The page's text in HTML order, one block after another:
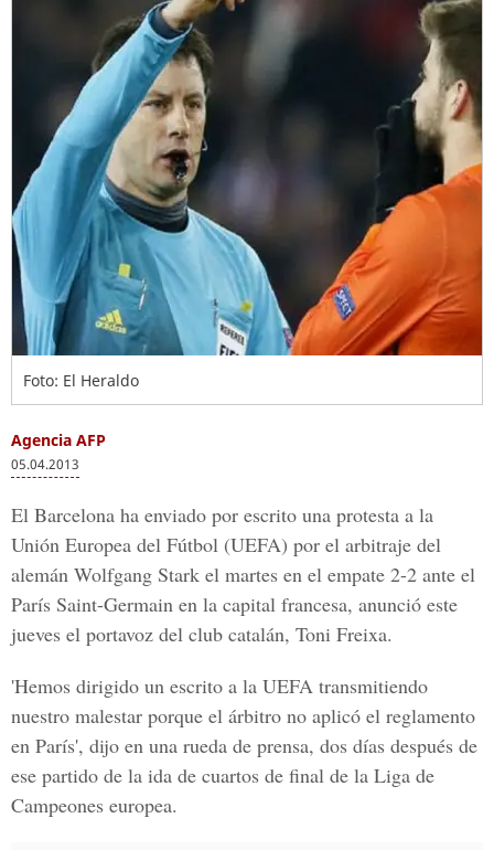
Foto: El Heraldo
Agencia AFP
05.04.2013
El Barcelona ha enviado por escrito una protesta a la
Unión Europea del Fútbol (UEFA) por el arbitraje del
alemán Wolfgang Stark el martes en el empate 2-2 ante el
París Saint-Germain en la capital francesa, anunció este
jueves el portavoz del club catalán, Toni Freixa.
'Hemos dirigido un escrito a la UEFA transmitiendo
nuestro malestar porque el árbitro no aplicó el reglamento
en París', dijo en una rueda de prensa, dos días después de
ese partido de la ida de cuartos de final de la Liga de
Campeones europea.